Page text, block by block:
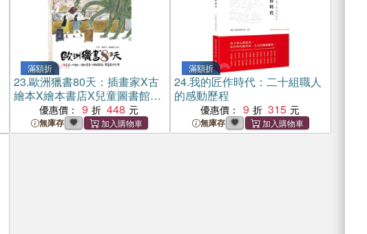
滿額折
23.歐洲獵書80天：插畫家X古
繪本X繪本書店X兒童圖書館，
童書尋訪之旅
優惠價： 9 448
無庫存
滿額折
24.我的匠作時代：二十組職人
的感動歷程
優惠價： 9 315
無庫存